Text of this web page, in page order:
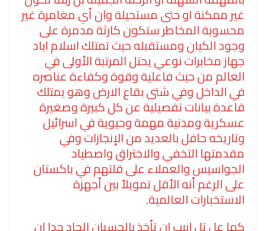
غير ممكنة او حتى مستحيلة وان أي مغامرة غير
محسوبة المخاطر ستكون كارثة مدمرة على
وجود الكيان ومستقبله حيث تمتلك اسلام اباد
جهاز مخابرات نوعي يحتل المرتبة الأولى في
العالم من حيث فاعلية وقوة وكفاءة عناصره
في الداخل وفي شتى بقاع الارض وهو يمتلك
قاعدة بيانات تفصيلية عن كل كبيرة وصغيرة
عسكرية ومدنية مهمة وحيوية في اسرائيل
وتاريخه حافل بالعديد من الإنجازات وفي
مقدمتها التخفي والاختراق واصطياد
الجواسيس والعملاء على قلتهم في باكستان
على الرغم أنه الأقل تمويلاً بين أجهزة
الاستخبارات العالمية.